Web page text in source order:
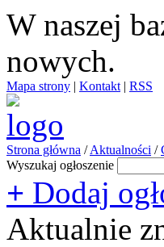
W naszej
nowych.
Mapa strony | Kontakt | RSS
Strona główna / Aktualności /
Wyszukaj ogłoszenie
+ Dodaj
Aktualnie